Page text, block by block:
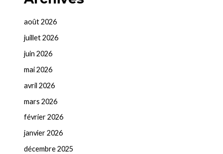
août 2026
juillet 2026
juin 2026
mai 2026
avril 2026
mars 2026
février 2026
janvier 2026
décembre 2025